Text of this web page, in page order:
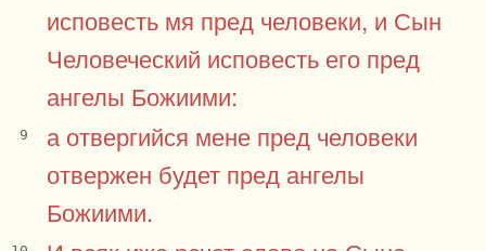
исповесть мя пред человеки, и Сын
Человеческий исповесть его пред
ангелы Божиими:
9
а отвергийся мене пред человеки
отвержен будет пред ангелы
Божиими.